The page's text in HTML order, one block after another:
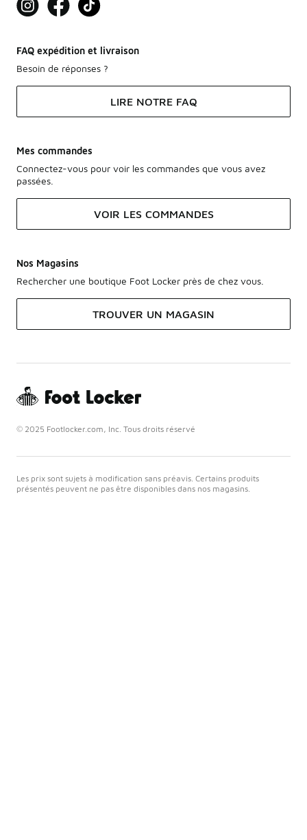
FAQ expédition et livraison
Besoin de réponses ?
LIRE NOTRE FAQ
Mes commandes
Connectez-vous pour voir les commandes que vous avez
passées.
VOIR LES COMMANDES
Nos Magasins
Rechercher une boutique Foot Locker près de chez vous.
TROUVER UN MAGASIN
© 2025 Footlocker.com, Inc. Tous droits réservé
Les prix sont sujets à modification sans préavis. Certains produits
présentés peuvent ne pas être disponibles dans nos magasins.